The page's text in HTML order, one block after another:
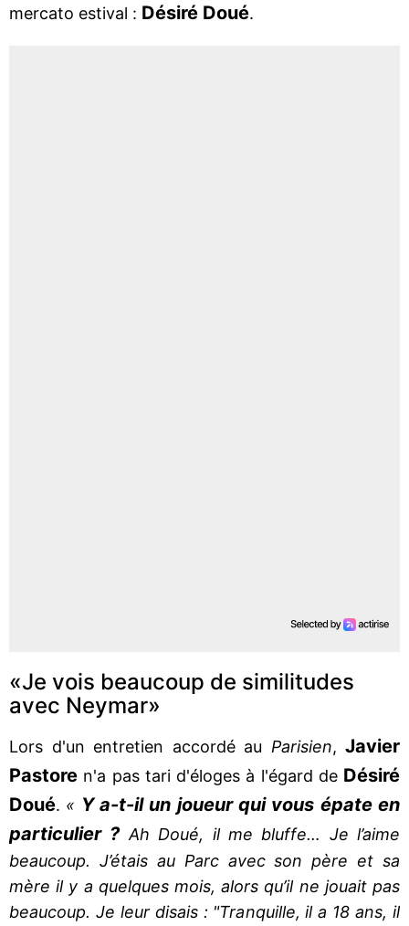
mercato estival : Désiré Doué.
«Je vois beaucoup de similitudes
avec Neymar»
Lors d'un entretien accordé au Parisien, Javier
Pastore n'a pas tari d'éloges à l'égard de Désiré
Doué. « Y a-t-il un joueur qui vous épate en
particulier ? Ah Doué, il me bluffe… Je l’aime
beaucoup. J’étais au Parc avec son père et sa
mère il y a quelques mois, alors qu’il ne jouait pas
beaucoup. Je leur disais : "Tranquille, il a 18 ans, il